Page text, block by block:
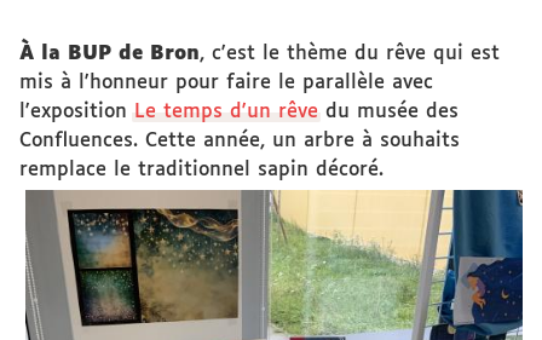
À la BUP de Bron, c'est le thème du rêve qui est
mis à l'honneur pour faire le parallèle avec
l'exposition Le temps d'un rêve du musée des
Confluences. Cette année, un arbre à souhaits
remplace le traditionnel sapin décoré.